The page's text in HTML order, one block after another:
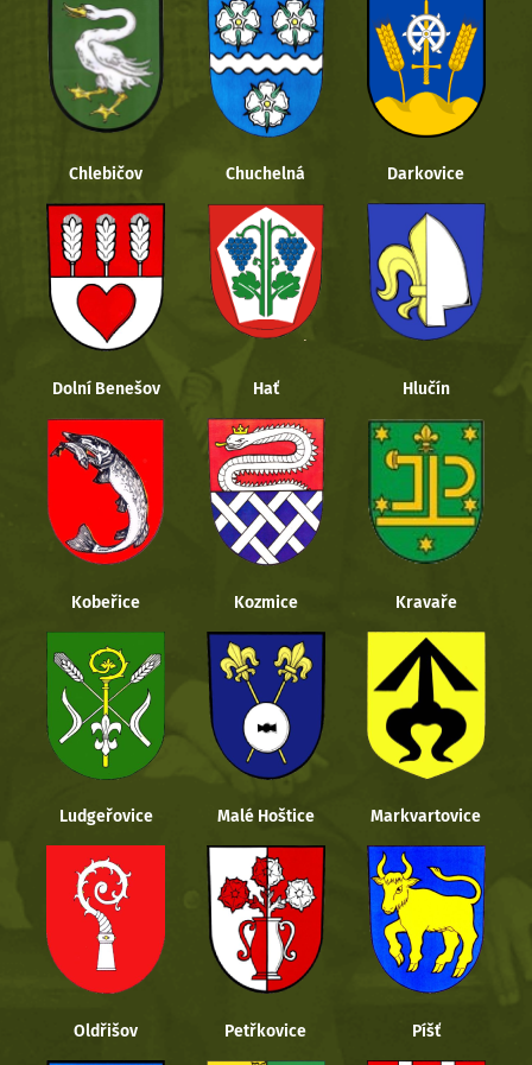
Chlebičov Chuchelná Darkovice
Dolní Benešov Hať Hlučín
Kobeřice Kozmice Kravaře
Ludgeřovice Malé Hoštice Markvartovice
Oldřišov Petřkovice Píšť